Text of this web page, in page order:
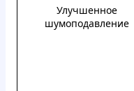
Улучшенное
шумоподавление